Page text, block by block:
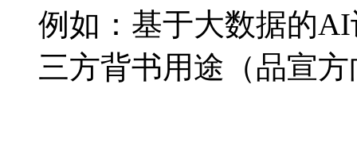
例如：基于大数据的
三方背书用途（品宣